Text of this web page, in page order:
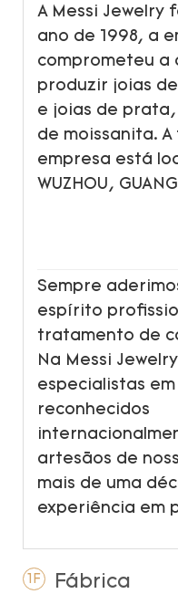
A Messi Jewelry
ano de 1998, a
comprometeu a
produzir joias
e joias de
de moissanita.
empresa está
WUZHOU,
Sempre
espírito
tratamento de
Na Messi
especialistas
reconhecidos
artesãos de
mais de uma
experiência em
1F Fábrica